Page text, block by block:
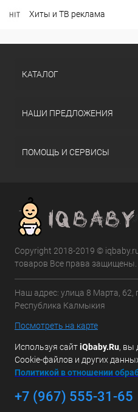
Хиты и ТВ реклама
КАТАЛОГ
НАШИ ПРЕДЛОЖЕНИЯ
ПОМОЩЬ И СЕРВИСЫ
Copyright 2018-2019 ©
товаров Все права защищены.
Наш адрес: улица 8 Марта, 62,
Республика Калмыкия
Посмотреть на карте
Используя сайтiQbaby.Ru, вы
Cookie-файлов и других
Политикой в отношении
+7 (967) 555-31-65